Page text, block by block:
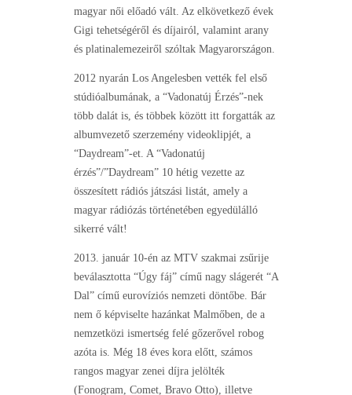
magyar női előadó vált. Az elkövetkező évek
Gigi tehetségéről és díjairól, valamint arany
és platinalemezeiről szóltak Magyarországon.
2012 nyarán Los Angelesben vették fel első
stúdióalbumának, a “Vadonatúj Érzés”-nek
több dalát is, és többek között itt forgatták az
albumvezető szerzemény videoklipjét, a
“Daydream”-et. A “Vadonatúj
érzés”/”Daydream” 10 hétig vezette az
összesített rádiós játszási listát, amely a
magyar rádiózás történetében egyedülálló
sikerré vált!
2013. január 10-én az MTV szakmai zsűrije
beválasztotta “Úgy fáj” című nagy slágerét “A
Dal” című eurovíziós nemzeti döntőbe. Bár
nem ő képviselte hazánkat Malmőben, de a
nemzetközi ismertség felé gőzerővel robog
azóta is. Még 18 éves kora előtt, számos
rangos magyar zenei díjra jelölték
(Fonogram, Comet, Bravo Otto), illetve